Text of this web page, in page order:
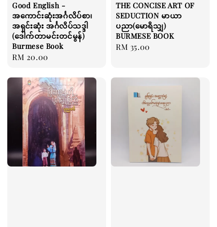
Good English -
အကောင်းဆုံးအင်္ဂလိပ်စာ၊
အရှင်းဆုံး အင်္ဂလိပ်သဒ္ဒါ
(ဒေါက်တာမင်းတင်မွန်)
Burmese Book
Regular
RM 20.00
THE CONCISE ART OF
SEDUCTION မာယာ
ပညာ(မောရိသျှ)
BURMESE BOOK
Regular
RM 35.00